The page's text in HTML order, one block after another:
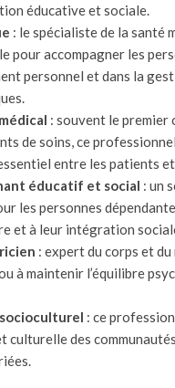
éducative et sociale.
: le spécialiste de la santé
pour accompagner les
personnel et dans la
: souvent le premier
de soins, ce
entre les patients
éducatif et social : un
les personnes
et à leur intégration
: expert du corps et
à maintenir l’équilibre
: ce
culturelle des